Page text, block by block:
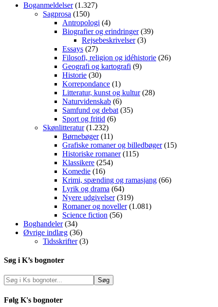
Boganmeldelser(1.327)
Sagprosa (150)
Antropologi (4)
Biografier og erindringer(39)
Rejsebeskrivelser(3)
Essays (27)
Filosofi, religion og idéhistorie (26)
Geografi og kartografi (9)
Historie (30)
Korrepondance (1)
Litteratur, kunst og kultur(28)
Naturvidenskab (6)
Samfund og debat (35)
Sport og fritid (6)
Skønlitteratur(1.232)
Børnebøger(11)
Grafiske romaner og billedbøger(15)
Historiske romaner(115)
Klassikere (254)
Komedie (16)
Krimi, spænding og ramasjang (66)
Lyrik og drama (64)
Nyere udgivelser(319)
Romaner og noveller(1.081)
Science fiction (56)
Boghandeler(34)
Øvrige indlæg (36)
Tidsskrifter(3)
Søg i K’s bognoter
Følg K's bognoter